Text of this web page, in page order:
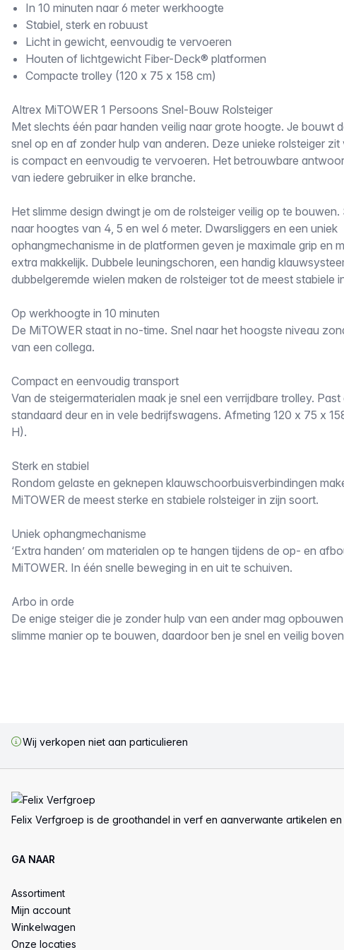
In 10 minuten naar 6 meter werkhoogte
Stabiel, sterk en robuust
Licht in gewicht, eenvoudig te vervoeren
Houten of lichtgewicht Fiber-Deck® platformen
Compacte trolley (120 x 75 x 158 cm)
Altrex MiTOWER 1 Persoons Snel-Bouw Rolsteiger
Met slechts één paar handen veilig naar grote hoogte. Je bouwt
snel op en af zonder hulp van anderen. Deze unieke rolsteiger zit
is compact en eenvoudig te vervoeren. Het betrouwbare
van iedere gebruiker in elke branche.
Het slimme design dwingt je om de rolsteiger veilig op te
naar hoogtes van 4, 5 en wel 6 meter. Dwarsliggers en een uniek
ophangmechanisme in de platformen geven je maximale grip en
extra makkelijk. Dubbele leuningschoren, een handig
dubbelgeremde wielen maken de rolsteiger tot de meest stabiele
Op werkhoogte in 10 minuten
De MiTOWER staat in no-time. Snel naar het hoogste niveau
van een collega.
Compact en eenvoudig transport
Van de steigermaterialen maak je snel een verrijdbare trolley.
standaard deur en in vele bedrijfswagens. Afmeting 120 x 75 x
H).
Sterk en stabiel
Rondom gelaste en geknepen klauwschoorbuisverbindingen
MiTOWER de meest sterke en stabiele rolsteiger in zijn soort.
Uniek ophangmechanisme
‘Extra handen’ om materialen op te hangen tijdens de op- en
MiTOWER. In één snelle beweging in en uit te schuiven.
Arbo in orde
De enige steiger die je zonder hulp van een ander mag
slimme manier op te bouwen, daardoor ben je snel en veilig
Wij verkopen niet aan particulieren
Felix Verfgroep is de groothandel in verf en aanverwante artikelen
GA NAAR
Assortiment
Mijn account
Winkelwagen
Onze locaties